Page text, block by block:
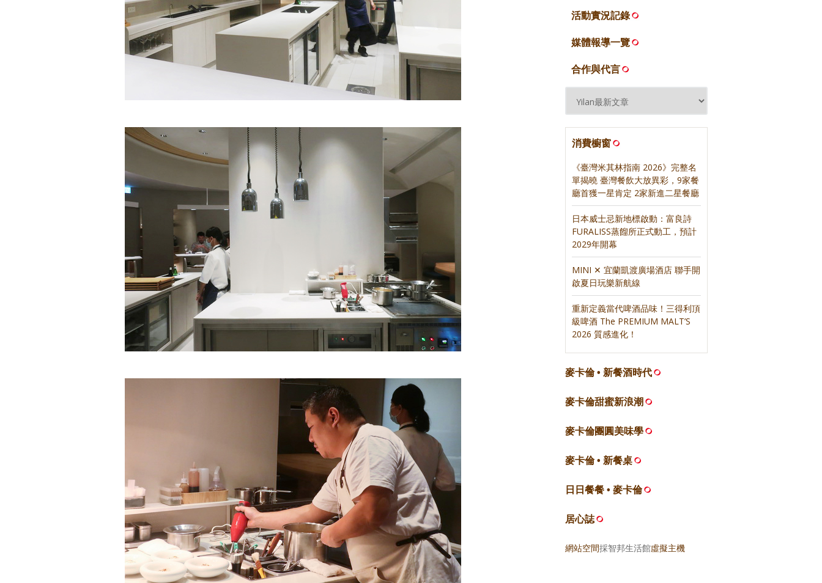
活動實況記錄
媒體報導一覽
合作與代言
消費櫥窗
《臺灣米其林指南 2026》完整名
單揭曉 臺灣餐飲大放異彩，9家餐
廳首獲一星肯定 2家新進二星餐廳
日本威士忌新地標啟動：富良詩
FURALISS蒸餾所正式動工，預計
2029年開幕
MINI ✕ 宜蘭凱渡廣場酒店 聯手開
啟夏日玩樂新航線
重新定義當代啤酒品味！三得利頂
級啤酒 The PREMIUM MALT’S
2026 質感進化！
麥卡倫 • 新餐酒時代
麥卡倫甜蜜新浪潮
麥卡倫團圓美味學
麥卡倫 • 新餐桌
日日餐餐 • 麥卡倫
居心誌
網站空間採智邦生活館虛擬主機